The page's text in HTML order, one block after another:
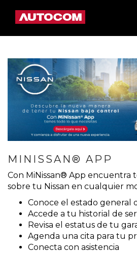
MINISSAN® APP
Con MiNissan® App encuentra
sobre tu Nissan en cualquier
Conoce el estado general
Accede a tu historial de
Revisa el estatus de tu
Agenda una cita para tu
Conecta con asistencia